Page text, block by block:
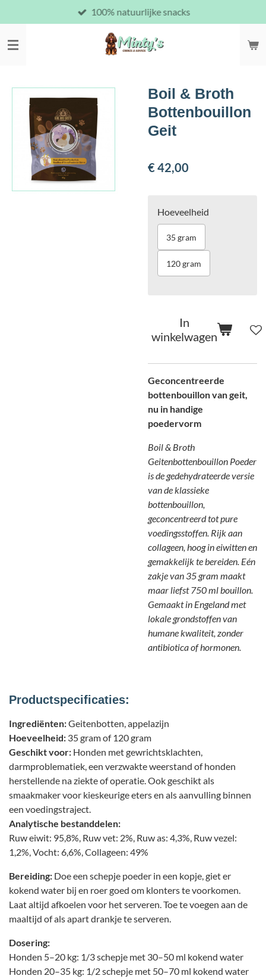
direct
naar
100% natuurlijke snacks
Boil & Broth
Bottenbouillon
Geit
€ 42,00
Hoeveelheid
35 gram
120 gram
In
winkelwagen
Geconcentreerde
bottenbouillon van geit,
nu in handige
poedervorm
Boil & Broth
Geitenbottenbouillon Poeder
is de gedehydrateerde versie
van de klassieke
bottenbouillon,
geconcentreerd tot pure
voedingsstoffen. Rijk aan
collageen, hoog in eiwitten en
gemakkelijk te bereiden. Eén
zakje van 35 gram maakt
maar liefst 750 ml bouillon.
Gemaakt in Engeland met
lokale grondstoffen van
humane kwaliteit, zonder
antibiotica of hormonen.
Productspecificaties:
Ingrediënten:Geitenbotten, appelazijn
Hoeveelheid: 35 gram of 120 gram
Geschikt voor: Honden met gewrichtsklachten,
darmproblematiek, een verzwakte weerstand of honden
herstellende na ziekte of operatie. Ook geschikt als
smaakmaker voor kieskeurige eters en als aanvulling binnen
een voedingstraject.
Analytische bestanddelen:
Ruw eiwit: 95,8%, Ruw vet: 2%, Ruw as: 4,3%, Ruw vezel:
1,2%, Vocht: 6,6%, Collageen: 49%
Bereiding: Doe een schepje poeder in een kopje, giet er
kokend water bij en roer goed om klonters te voorkomen.
Laat altijd afkoelen voor het serveren. Toe te voegen aan de
maaltijd of als apart drankje te serveren.
Dosering:
Honden 5–20 kg: 1/3 schepje met 30–50 ml kokend water
Honden 20–35 kg: 1/2 schepje met 50–70 ml kokend water